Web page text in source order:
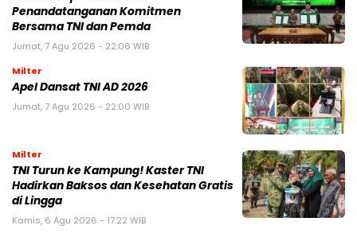
Penandatanganan Komitmen
Bersama TNI dan Pemda
Jumat, 7 Agu 2026 - 22:06 WIB
Milter
Apel Dansat TNI AD 2026
Jumat, 7 Agu 2026 - 22:00 WIB
Milter
TNI Turun ke Kampung! Kaster TNI
Hadirkan Baksos dan Kesehatan Gratis
di Lingga
Kamis, 6 Agu 2026 - 17:22 WIB